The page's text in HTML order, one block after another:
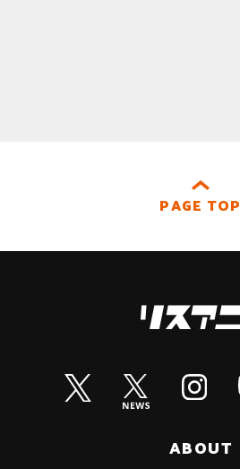
PAGE TOP
ABOUT